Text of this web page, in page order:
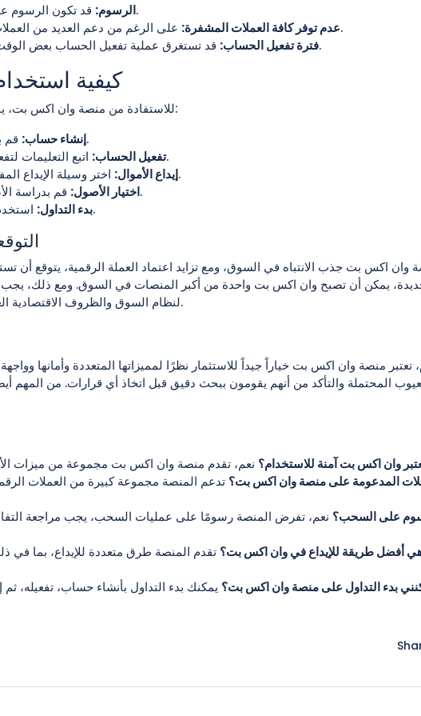
الرسوم:قد تكون الرسوم على بعض الخدمات مرتفعة مقارنة بمنصات أخرى.
عدم توفر كافة العملات المشفرة:على الرغم من دعم العديد من العملات، إلا أن بعض الأصول الشائعة قد لا تكون متاحة.
فترة تفعيل الحساب:قد تستغرق عملية تفعيل الحساب بعض الوقت، مما قد يؤخر من بدء المستخدمين في التداول.
كيفية
للاستفادة من منصة وان اكس بت، يجب على المستخدمين اتباع بعض الخطوات الأساسية:
إنشاء حساب:قم بزيارة الموقع الرسمي وسجل حسابك الشخصي.
تفعيل الحساب:اتبع التعليمات لتفعيل حسابك، بما في ذلك تقديم الوثائق المطلوبة.
إيداع الأموال:اختر وسيلة الإيداع المفضلة لديك وقم بإضافة بعض الأموال إلى حسابك.
اختيار الأصول:قم بدراسة الأصول المختلفة واختر ما ترغب في الاستثمار فيه.
بدء التداول:استخدم أدوات التحليل الفني المتاحة للبدء في التداول.
وان اكس بت جذب الانتباه في السوق، ومع تزايد اعتماد العملة الرقمية، يتوقع أن
يمكن أن تصبح وان اكس بت واحدة من أكبر المنصات في السوق. ومع ذلك، يجب
لنظام السوق والظروف الاقتصادية العامة. هذا سيمكنهم من اتخاذ قرارات استثمارية أفضل.
منصة وان اكس بت خياراً جيداً للاستثمار نظرًا لمميزاتها المتعددة وأمانها
المحتملة والتأكد من أنهم يقومون ببحث دقيق قبل اتخاذ أي قرارات. من المهم
وان اكس بت آمنة للاستخدام؟
المدعومة على منصة وان اكس بت؟ تدعم المنصة مجموعة كبيرة من العملات
على السحب؟ نعم، تفرض المنصة رسومًا على عمليات السحب، يجب مراجعة
أفضل طريقة للإيداع في وان اكس بت؟ تقدم المنصة طرق متعددة للإيداع، بما في
بدء التداول على منصة وان اكس بت؟ يمكنك بدء التداول بأنشاء حساب، تفعيله، ثم